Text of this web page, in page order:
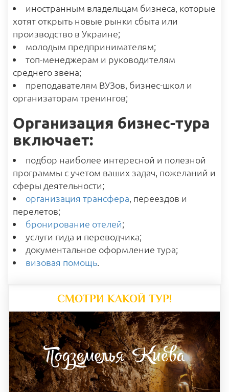
иностранным владельцам бизнеса, которые
хотят открыть новые рынки сбыта или
производство в Украине;
молодым предпринимателям;
топ-менеджерам и руководителям
среднего звена;
преподавателям ВУЗов, бизнес-школ и
организаторам тренингов;
Организация бизнес-тура
включает:
подбор наиболее интересной и полезной
программы с учетом ваших задач, пожеланий и
сферы деятельности;
организация трансфера, переездов и
перелетов;
бронирование отелей;
услуги гида и переводчика;
документальное оформление тура;
визовая помощь.
СМОТРИ КАКОЙ ТУР!
Подземелья Киева